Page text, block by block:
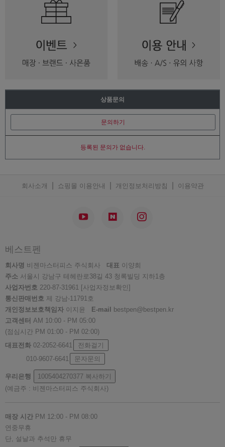
상품문의
문의하기
등록된 문의가 없습니다.
회사소개 쇼핑몰 이용안내 개인정보처리방침 이용약관
베스트펜
회사명 비젠마스터피스 주식회사 대표 이양희
주소 서울시 강남구 테헤란로38길 43 청록빌딩 지하1층
사업자번호 220-87-31961 [사업자정보확인]
통신판매번호 제 강남-11791호
개인정보보호책임자 이지윤 E-mail
bestpen@bestpen.kr
고객센터 AM 10:00 - PM 05:00
(점심시간 PM 01:00 - PM 02:00)
대표전화 02-2052-6641
전화걸기
010-9607-6641
문자문의
우리은행 1005404270377 복사하기
(예금주 : 비젠마스터피스 주식회사)
매장 시간 PM 12:00 - PM 08:00
연중무휴
단, 설날과 추석만 휴무